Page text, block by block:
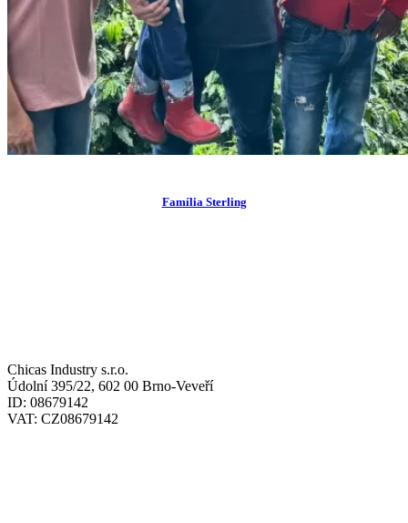
Família Sterling
Chicas Industry s.r.o.
Údolní 395/22, 602 00 Brno-Veveří
ID: 08679142
VAT: CZ08679142